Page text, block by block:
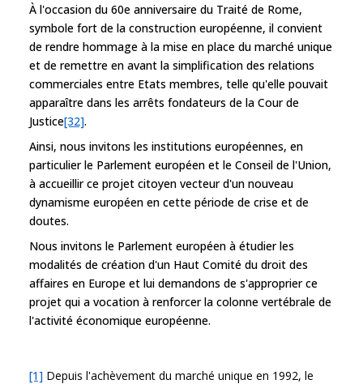
À l'occasion du 60e anniversaire du Traité de Rome,
symbole fort de la construction européenne, il convient
de rendre hommage à la mise en place du marché unique
et de remettre en avant la simplification des relations
commerciales entre Etats membres, telle qu'elle pouvait
apparaître dans les arrêts fondateurs de la Cour de
Justice[32].
Ainsi, nous invitons les institutions européennes, en
particulier le Parlement européen et le Conseil de l'Union,
à accueillir ce projet citoyen vecteur d'un nouveau
dynamisme européen en cette période de crise et de
doutes.
Nous invitons le Parlement européen à étudier les
modalités de création d'un Haut Comité du droit des
affaires en Europe et lui demandons de s'approprier ce
projet qui a vocation à renforcer la colonne vertébrale de
l'activité économique européenne.
[1] Depuis l'achèvement du marché unique en 1992, le